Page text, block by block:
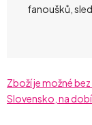
fanoušků,
Zboží je možné
Slovensko, na